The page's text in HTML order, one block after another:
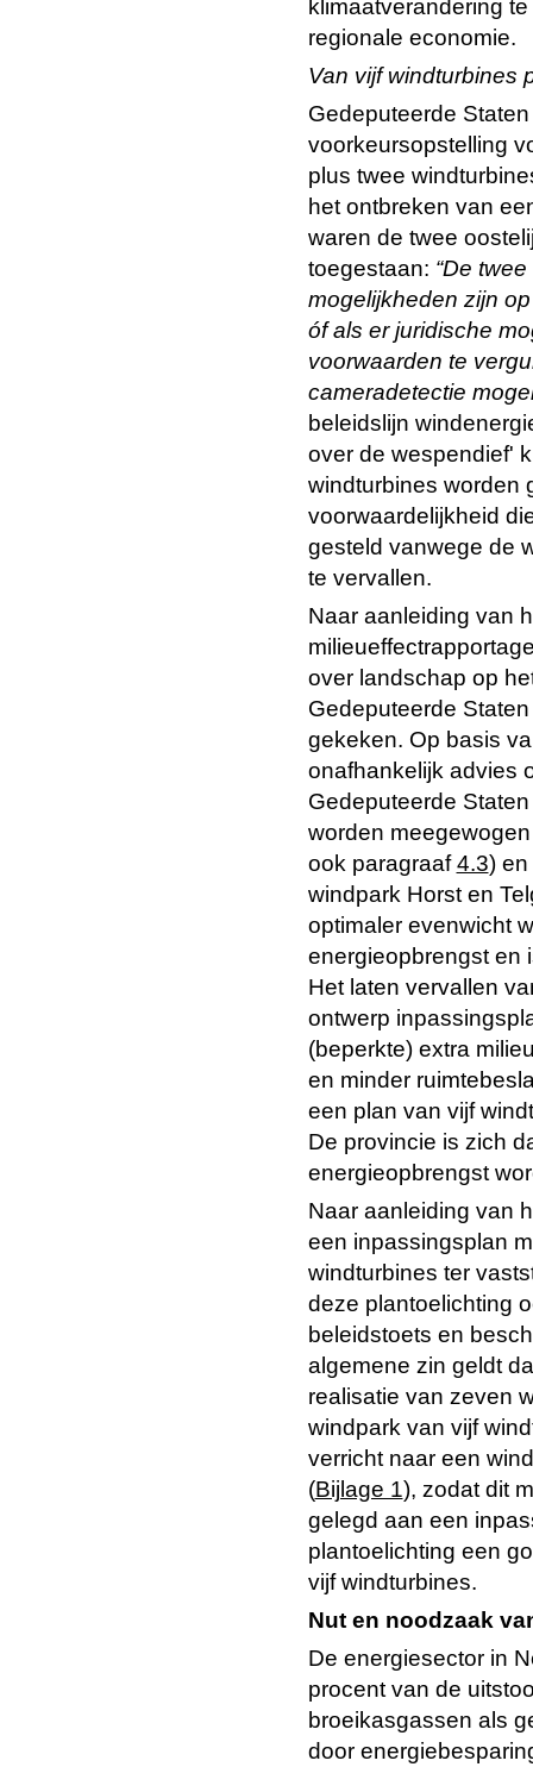
klimaatverandering
regionale economie.
Van vijf windturbines
Gedeputeerde
voorkeursopstelling
plus twee
het ontbreken van
waren de twee
toegestaan: “De
mogelijkheden zijn
óf als er juridische
voorwaarden te
cameradetectie
beleidslijn
over de wespendief'
windturbines worden
voorwaardelijkheid
gesteld vanwege de
te vervallen.
Naar aanleiding van
over landschap op
Gedeputeerde
gekeken. Op basis
onafhankelijk advies
Gedeputeerde
worden
ook paragraaf4.3)
windpark Horst en
optimaler evenwicht
energieopbrengst en
Het laten vervallen
ontwerp
(beperkte) extra
en minder
een plan van vijf
De provincie is zich
energieopbrengst
Naar aanleiding van
een inpassingsplan
windturbines ter
deze plantoelichting
beleidstoets en
algemene zin geldt
realisatie van zeven
windpark van vijf
verricht naar een
(Bijlage 1), zodat dit
gelegd aan een
plantoelichting een
vijf windturbines.
Nut en noodzaak
De energiesector in
procent van de
broeikasgassen als
door